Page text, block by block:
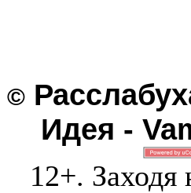
©
Идея -
12+. Заходя